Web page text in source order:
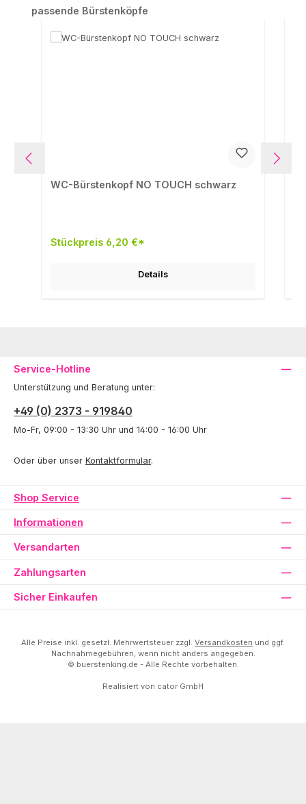
Produktgalerie überspringen
passende Bürstenköpfe
WC-Bürstenkopf NO TOUCH schwarz
Stückpreis 6,20 €*
Details
Service-Hotline
Unterstützung und Beratung unter:
+49 (0) 2373 - 919840
Mo-Fr, 09:00 - 13:30 Uhr und 14:00 - 16:00 Uhr
Oder über unser Kontaktformular.
Shop Service
Informationen
Versandarten
Zahlungsarten
Sicher Einkaufen
Alle Preise inkl. gesetzl. Mehrwertsteuer zzgl. Versandkosten und ggf.
Nachnahmegebühren, wenn nicht anders angegeben.
© buerstenking.de - Alle Rechte vorbehalten.
Realisiert von cator GmbH